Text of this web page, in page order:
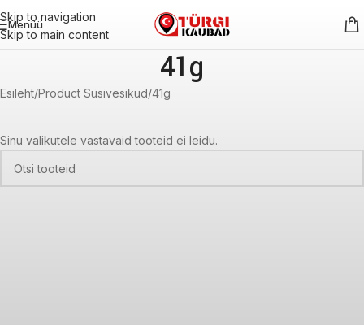
Skip to navigation
Skip to main content
Menüü
41g
Esileht Product Süsivesikud 41g
Sinu valikutele vastavaid tooteid ei leidu.